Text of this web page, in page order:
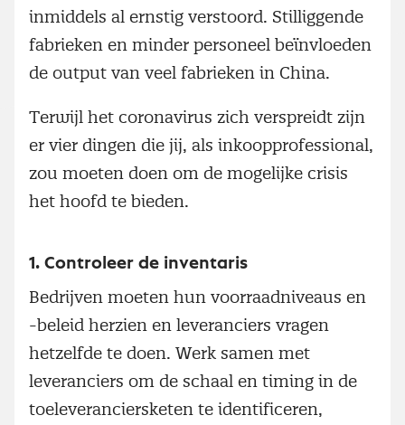
inmiddels al ernstig verstoord. Stilliggende
fabrieken en minder personeel beïnvloeden
de output van veel fabrieken in China.
Terwijl het coronavirus zich verspreidt zijn
er vier dingen die jij, als inkoopprofessional,
zou moeten doen om de mogelijke crisis
het hoofd te bieden.
1. Controleer de inventaris
Bedrijven moeten hun voorraadniveaus en
-beleid herzien en leveranciers vragen
hetzelfde te doen. Werk samen met
leveranciers om de schaal en timing in de
toeleveranciersketen te identificeren,